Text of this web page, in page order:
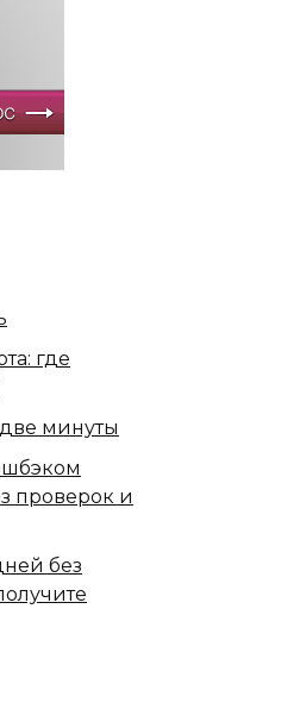
где
две минуты
проверок и
без